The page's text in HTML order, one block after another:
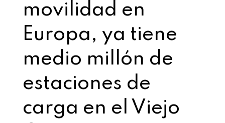
movilidad en
Europa, ya tiene
medio millón de
estaciones de
carga en el Viejo